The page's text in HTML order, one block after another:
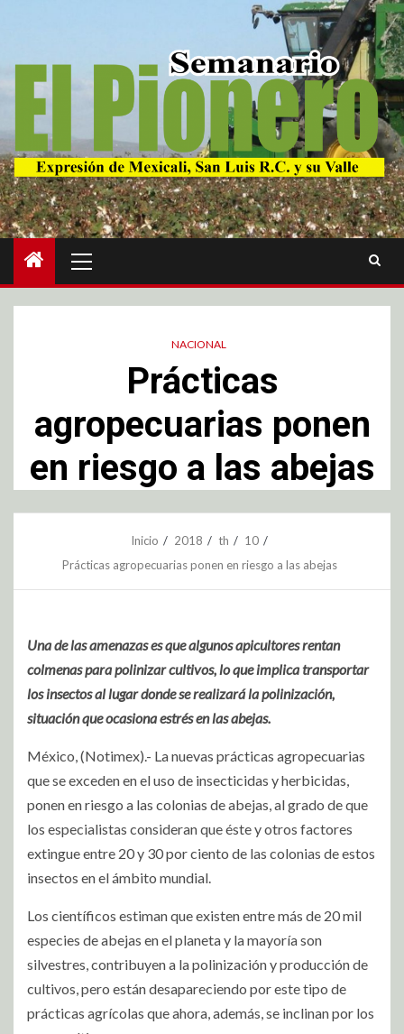
NACIONAL
Prácticas
agropecuarias ponen
en riesgo a las abejas
Inicio 2018 th
10
Prácticas agropecuarias ponen en riesgo a las abejas
Una de las amenazas es que algunos apicultores rentan
colmenas para polinizar cultivos, lo que implica transportar
los insectos al lugar donde se realizará la polinización,
situación que ocasiona estrés en las abejas.
México, (Notimex).- La nuevas prácticas agropecuarias
que se exceden en el uso de insecticidas y herbicidas,
ponen en riesgo a las colonias de abejas, al grado de que
los especialistas consideran que éste y otros factores
extingue entre 20 y 30 por ciento de las colonias de estos
insectos en el ámbito mundial.
Los científicos estiman que existen entre más de 20 mil
especies de abejas en el planeta y la mayoría son
silvestres, contribuyen a la polinización y producción de
cultivos, pero están desapareciendo por este tipo de
prácticas agrícolas que ahora, además, se inclinan por los